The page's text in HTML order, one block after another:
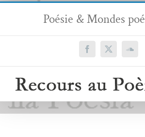
Passer
contenu
Poésie & Mondes
Facebook
X